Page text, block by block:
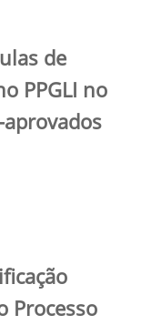
de
PPGLI no
Processo